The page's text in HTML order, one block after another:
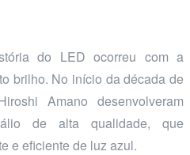
do LED ocorreu com a
brilho. No início da década de
Amano desenvolveram
de alta qualidade, que
e eficiente de luz azul.